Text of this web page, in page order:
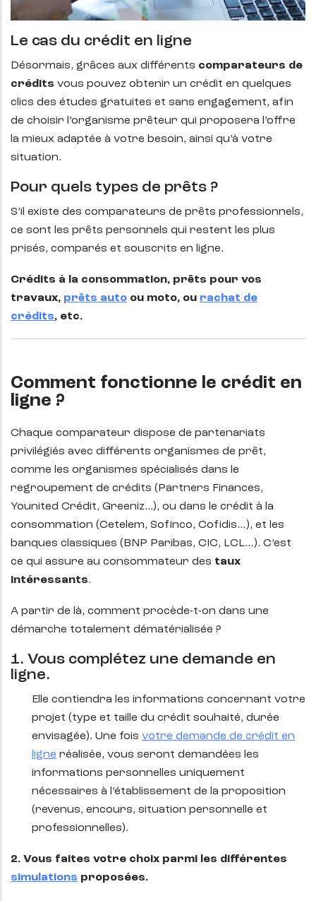
Le cas du crédit en ligne
Désormais, grâces aux différents comparateurs de
crédits vous pouvez obtenir un crédit en quelques
clics des études gratuites et sans engagement, afin
de choisir l’organisme prêteur qui proposera l’offre
la mieux adaptée à votre besoin, ainsi qu’à votre
situation.
Pour quels types de prêts ?
S’il existe des comparateurs de prêts professionnels,
ce sont les prêts personnels qui restent les plus
prisés, comparés et souscrits en ligne.
Crédits à la consommation, prêts pour vos
travaux, prêts auto ou moto, ou rachat de
crédits, etc.
Comment fonctionne le crédit en
ligne ?
Chaque comparateur dispose de partenariats
privilégiés avec différents organismes de prêt,
comme les organismes spécialisés dans le
regroupement de crédits (Partners Finances,
Younited Crédit, Greeniz...), ou dans le crédit à la
consommation (Cetelem, Sofinco, Cofidis…), et les
banques classiques (BNP Paribas, CIC, LCL…). C’est
ce qui assure au consommateur des taux
intéressants.
A partir de là, comment procède-t-on dans une
démarche totalement dématérialisée ?
1. Vous complétez une demande en
ligne.
Elle contiendra les informations concernant votre
projet (type et taille du crédit souhaité, durée
envisagée). Une fois votre demande de crédit en
ligne réalisée, vous seront demandées les
informations personnelles uniquement
nécessaires à l’établissement de la proposition
(revenus, encours, situation personnelle et
professionnelles).
2. Vous faites votre choix parmi les différentes
simulations proposées.